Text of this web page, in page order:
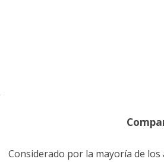
Considerado por la mayoría de